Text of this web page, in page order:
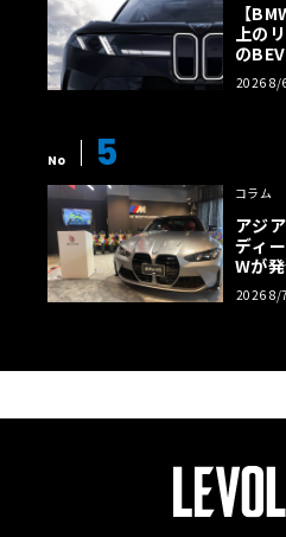
【
上の
の
様の全
2026 8/
No 5
コラム
アジ
ディ
Wが
【木
2026 8/7